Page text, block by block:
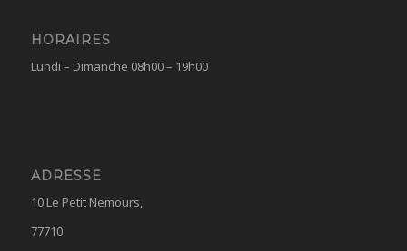
HORAIRES
Lundi – Dimanche 08h00 – 19h00
ADRESSE
10 Le Petit Nemours,
77710